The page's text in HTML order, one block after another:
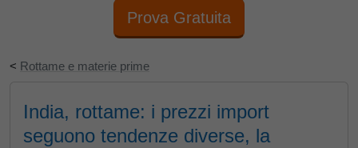
Prova Gratuita
< Rottame e materie prime
India, rottame: i prezzi import
seguono tendenze diverse, la